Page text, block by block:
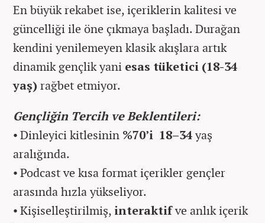
En büyük rekabet ise, içeriklerin kalitesi ve
güncelliği ile öne çıkmaya başladı. Durağan
kendini yenilemeyen klasik akışlara artık
dinamik gençlik yani esas tüketici (18-34
yaş) rağbet etmiyor.
Gençliğin Tercih ve Beklentileri:
⦁ Dinleyici kitlesinin %70’i 18–34yaş
aralığında.
⦁ Podcast ve kısa format içerikler gençler
arasında hızla yükseliyor.
⦁ Kişiselleştirilmiş, interaktifve anlık içerik